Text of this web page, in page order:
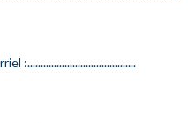
:.........................................